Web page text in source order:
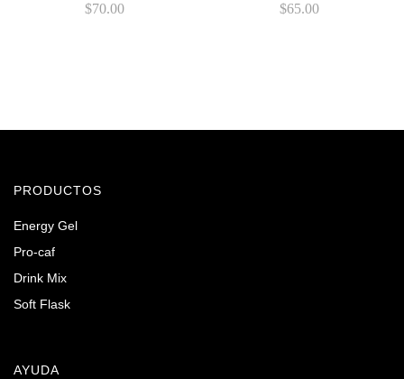
$70.00 $65.00
PRODUCTOS
Energy Gel
Pro-caf
Drink Mix
Soft Flask
AYUDA